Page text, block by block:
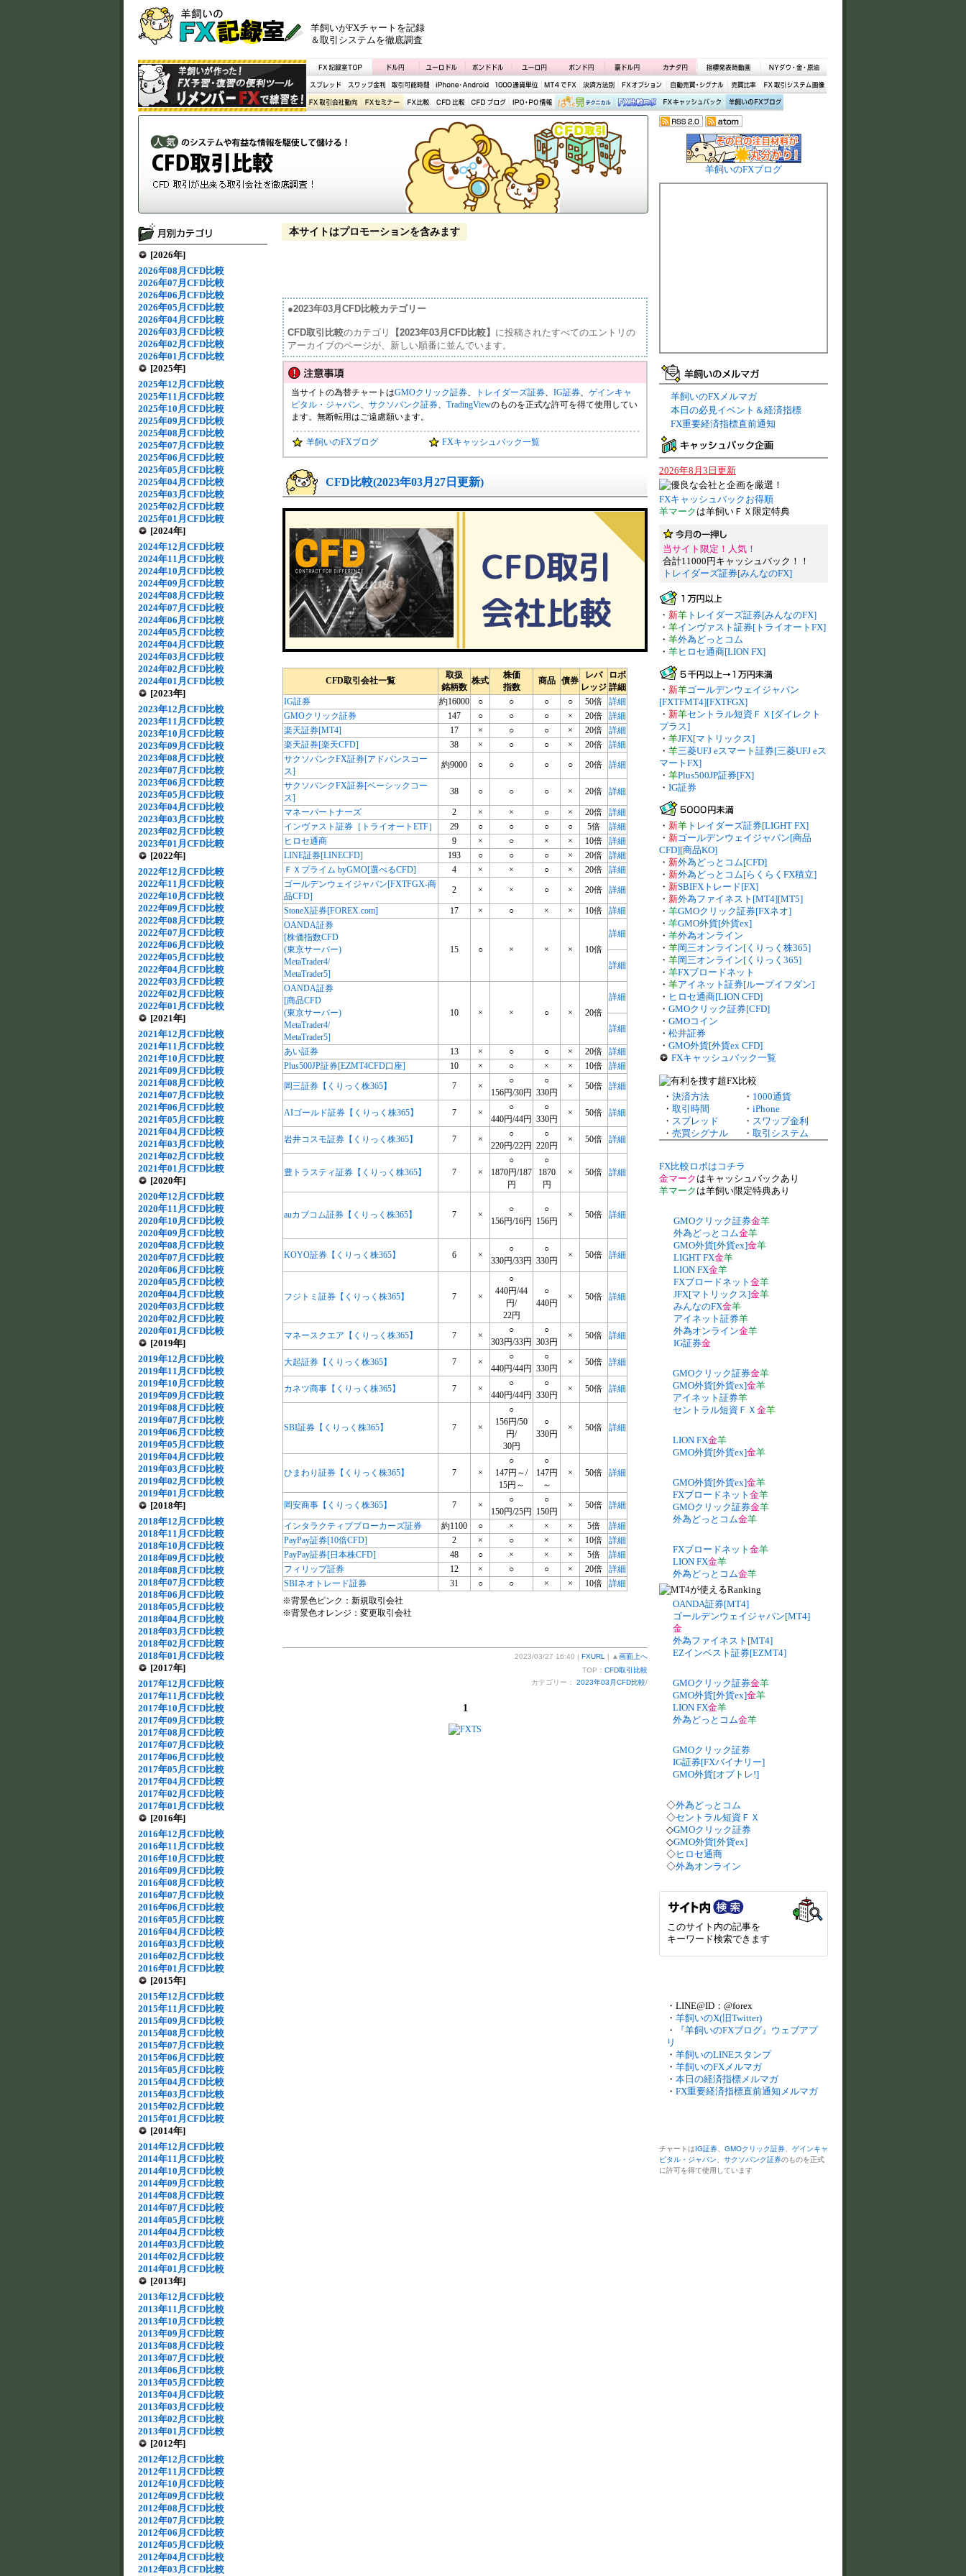
羊飼いがFXチャートを記録
＆取引システムを徹底調査
[2026年]
2026年08月CFD比較
2026年07月CFD比較
2026年06月CFD比較
2026年05月CFD比較
2026年04月CFD比較
2026年03月CFD比較
2026年02月CFD比較
2026年01月CFD比較
[2025年]
2025年12月CFD比較
2025年11月CFD比較
2025年10月CFD比較
2025年09月CFD比較
2025年08月CFD比較
2025年07月CFD比較
2025年06月CFD比較
2025年05月CFD比較
2025年04月CFD比較
2025年03月CFD比較
2025年02月CFD比較
2025年01月CFD比較
[2024年]
2024年12月CFD比較
2024年11月CFD比較
2024年10月CFD比較
2024年09月CFD比較
2024年08月CFD比較
2024年07月CFD比較
2024年06月CFD比較
2024年05月CFD比較
2024年04月CFD比較
2024年03月CFD比較
2024年02月CFD比較
2024年01月CFD比較
[2023年]
2023年12月CFD比較
2023年11月CFD比較
2023年10月CFD比較
2023年09月CFD比較
2023年08月CFD比較
2023年07月CFD比較
2023年06月CFD比較
2023年05月CFD比較
2023年04月CFD比較
2023年03月CFD比較
2023年02月CFD比較
2023年01月CFD比較
[2022年]
2022年12月CFD比較
2022年11月CFD比較
2022年10月CFD比較
2022年09月CFD比較
2022年08月CFD比較
2022年07月CFD比較
2022年06月CFD比較
2022年05月CFD比較
2022年04月CFD比較
2022年03月CFD比較
2022年02月CFD比較
2022年01月CFD比較
[2021年]
2021年12月CFD比較
2021年11月CFD比較
2021年10月CFD比較
2021年09月CFD比較
2021年08月CFD比較
2021年07月CFD比較
2021年06月CFD比較
2021年05月CFD比較
2021年04月CFD比較
2021年03月CFD比較
2021年02月CFD比較
2021年01月CFD比較
[2020年]
2020年12月CFD比較
2020年11月CFD比較
2020年10月CFD比較
2020年09月CFD比較
2020年08月CFD比較
2020年07月CFD比較
2020年06月CFD比較
2020年05月CFD比較
2020年04月CFD比較
2020年03月CFD比較
2020年02月CFD比較
2020年01月CFD比較
[2019年]
2019年12月CFD比較
2019年11月CFD比較
2019年10月CFD比較
2019年09月CFD比較
2019年08月CFD比較
2019年07月CFD比較
2019年06月CFD比較
2019年05月CFD比較
2019年04月CFD比較
2019年03月CFD比較
2019年02月CFD比較
2019年01月CFD比較
[2018年]
2018年12月CFD比較
2018年11月CFD比較
2018年10月CFD比較
2018年09月CFD比較
2018年08月CFD比較
2018年07月CFD比較
2018年06月CFD比較
2018年05月CFD比較
2018年04月CFD比較
2018年03月CFD比較
2018年02月CFD比較
2018年01月CFD比較
[2017年]
2017年12月CFD比較
2017年11月CFD比較
2017年10月CFD比較
2017年09月CFD比較
2017年08月CFD比較
2017年07月CFD比較
2017年06月CFD比較
2017年05月CFD比較
2017年04月CFD比較
2017年02月CFD比較
2017年01月CFD比較
[2016年]
2016年12月CFD比較
2016年11月CFD比較
2016年10月CFD比較
2016年09月CFD比較
2016年08月CFD比較
2016年07月CFD比較
2016年06月CFD比較
2016年05月CFD比較
2016年04月CFD比較
2016年03月CFD比較
2016年02月CFD比較
2016年01月CFD比較
[2015年]
2015年12月CFD比較
2015年11月CFD比較
2015年09月CFD比較
2015年08月CFD比較
2015年07月CFD比較
2015年06月CFD比較
2015年05月CFD比較
2015年04月CFD比較
2015年03月CFD比較
2015年02月CFD比較
2015年01月CFD比較
[2014年]
2014年12月CFD比較
2014年11月CFD比較
2014年10月CFD比較
2014年09月CFD比較
2014年08月CFD比較
2014年07月CFD比較
2014年05月CFD比較
2014年04月CFD比較
2014年03月CFD比較
2014年02月CFD比較
2014年01月CFD比較
[2013年]
2013年12月CFD比較
2013年11月CFD比較
2013年10月CFD比較
2013年09月CFD比較
2013年08月CFD比較
2013年07月CFD比較
2013年06月CFD比較
2013年05月CFD比較
2013年04月CFD比較
2013年03月CFD比較
2013年02月CFD比較
2013年01月CFD比較
[2012年]
2012年12月CFD比較
2012年11月CFD比較
2012年10月CFD比較
2012年09月CFD比較
2012年08月CFD比較
2012年07月CFD比較
2012年06月CFD比較
2012年05月CFD比較
2012年04月CFD比較
2012年03月CFD比較
本サイトはプロモーションを含みます
●2023年03月CFD比較カテゴリー
CFD取引比較のカテゴリ 【2023年03月CFD比較】 に投稿されたすべてのエントリの
アーカイブのページが、新しい順番に並んでいます。
当サイトの為替チャートはGMOクリック証券、 トレイダーズ証券、 IG証券、 ゲインキャ
ピタル・ジャパン、 サクソバンク証券、 TradingViewのものを正式な許可を得て使用してい
ます。無断転用はご遠慮願います。
羊飼いのFXブログ FXキャッシュバック一覧
CFD比較(2023年03月27日更新)
CFD取引会社一覧
取扱
銘柄数
株式
株価
指数
商品 債券
レバ
レッジ
ロボ
詳細
IG証券
約16000 ○ ○ ○ ○ 50倍
詳細
GMOクリック証券
147 ○ ○ ○ × 20倍
詳細
楽天証券[MT4]
17 × ○ ○ × 20倍
詳細
楽天証券[楽天CFD]
38 × ○ ○ × 20倍
詳細
サクソバンクFX証券[アドバンスコー
ス]
約9000 ○ ○ ○ ○ 20倍 詳細
サクソバンクFX証券[ベーシックコー
ス]
38 ○ ○ ○ × 20倍 詳細
マネーパートナーズ 2 × × ○ × 20倍
詳細
インヴァスト証券［トライオートETF］
29 ○ ○ ○ ○ 5倍
詳細
ヒロセ通商
9 × ○ × × 10倍
詳細
LINE証券[LINECFD]
193 ○ ○ ○ × 20倍
詳細
ＦＸプライム byGMO[選べるCFD]
4 × × ○ × 20倍
詳細
ゴールデンウェイジャパン[FXTFGX-商
品CFD]
2 × × ○ × 20倍 詳細
StoneX証券[FOREX.com] 17 × ○ × × 10倍
詳細
OANDA証券
[株価指数CFD
(東京サーバー)
MetaTrader4/
MetaTrader5]
15 ○ × × × 10倍
詳細
詳細
OANDA証券
[商品CFD
(東京サーバー)
MetaTrader4/
MetaTrader5]
10 × × ○ × 20倍
詳細
詳細
あい証券 13 × ○ ○ × 20倍
詳細
Plus500JP証券[EZMT4CFD口座]
10 × ○ × × 10倍
詳細
岡三証券【くりっく株365】
7 ×
○
156円/30円
○
330円
× 50倍 詳細
AIゴールド証券【くりっく株365】 7 ×
○
440円/44円
○
330円
× 50倍 詳細
岩井コスモ証券【くりっく株365】 7 ×
○
220円/22円
○
220円
× 50倍 詳細
豊トラスティ証券【くりっく株365】 7 ×
○
1870円/187
円
○
1870
円
× 50倍 詳細
auカブコム証券【くりっく株365】 7 ×
○
156円/16円
○
156円
× 50倍 詳細
KOYO証券【くりっく株365】 6 ×
○
330円/33円
○
330円
× 50倍 詳細
フジトミ証券【くりっく株365】 7 ×
○
440円/44
円/
22円
○
440円
× 50倍 詳細
マネースクエア【くりっく株365】 7 ×
○
303円/33円
○
303円
× 50倍 詳細
大起証券【くりっく株365】 7 ×
○
440円/44円
○
330円
× 50倍 詳細
カネツ商事【くりっく株365】 7 ×
○
440円/44円
○
330円
× 50倍 詳細
SBI証券【くりっく株365】 7 ×
○
156円/50
円/
30円
○
330円
× 50倍 詳細
ひまわり証券【くりっく株365】 7 ×
○
147円～/
15円～
○
147円
～
× 50倍 詳細
岡安商事【くりっく株365】 7 ×
○
150円/25円
○
150円
× 50倍 詳細
インタラクティブブローカーズ証券 約1100 ○ × × × 5倍
詳細
PayPay証券[10倍CFD]
2 × ○ × × 10倍
詳細
PayPay証券[日本株CFD]
48 ○ × × × 5倍
詳細
フィリップ証券
12 × ○ ○ × 20倍
詳細
SBIネオトレード証券
31 ○ ○ × × 10倍
詳細
※背景色ピンク：新規取引会社
※背景色オレンジ：変更取引会社
2023/03/27 16:40 | FXURL | ▲ 画面上へ
TOP： CFD取引比較
カテゴリー： 2023年03月CFD比較/
1
羊飼いのFXブログ
羊飼いのFXメルマガ
本日の必見イベント＆経済指標
FX重要経済指標直前通知
2026年8月3日更新
FXキャッシュバックお得順
羊マーク は羊飼いＦＸ限定特典
当サイト限定！人気！
合計11000円キャッシュバック！！
トレイダーズ証券[みんなのFX]
・ 新羊 トレイダーズ証券[みんなのFX]
・ 羊インヴァスト証券[トライオートFX]
・ 羊外為どっとコム
・ 羊ヒロセ通商[LION FX]
・ 新羊ゴールデンウェイジャパン
[FXTFMT4][FXTFGX]
・ 新羊セントラル短資ＦＸ[ダイレクト
プラス]
・ 羊JFX[マトリックス]
・ 羊三菱UFJ eスマート証券[三菱UFJ eス
マートFX]
・ 羊Plus500JP証券[FX]
・ IG証券
・ 新羊 トレイダーズ証券[LIGHT FX]
・ 新ゴールデンウェイジャパン[商品
CFD][商品KO]
・ 新外為どっとコム[CFD]
・ 新外為どっとコム[らくらくFX積立]
・ 新SBIFXトレード[FX]
・ 新外為ファイネスト[MT4][MT5]
・ 羊GMOクリック証券[FXネオ]
・ 羊GMO外貨[外貨ex]
・ 羊外為オンライン
・ 羊岡三オンライン[くりっく株365]
・ 羊岡三オンライン[くりっく365]
・ 羊FXブロードネット
・ 羊アイネット証券[ループイフダン]
・ ヒロセ通商[LION CFD]
・ GMOクリック証券[CFD]
・ GMOコイン
・ 松井証券
・ GMO外貨[外貨ex CFD]
FXキャッシュバック一覧
・ 決済方法 ・ 1000通貨
・ 取引時間 ・ iPhone
・ スプレッド ・ スワップ金利
・ 売買シグナル ・ 取引システム
FX比較ロボはコチラ
金マーク はキャッシュバックあり
羊マーク は羊飼い限定特典あり
GMOクリック証券金羊
外為どっとコム金羊
GMO外貨[外貨ex]金羊
LIGHT FX金羊
LION FX金羊
FXブロードネット 金羊
JFX[マトリックス]金羊
みんなのFX金羊
アイネット証券羊
外為オンライン金羊
IG証券金
GMOクリック証券金羊
GMO外貨[外貨ex]金羊
アイネット証券羊
セントラル短資ＦＸ 金羊
LION FX金羊
GMO外貨[外貨ex]金羊
GMO外貨[外貨ex]金羊
FXブロードネット 金羊
GMOクリック証券金羊
外為どっとコム金羊
FXブロードネット 金羊
LION FX金羊
外為どっとコム金羊
OANDA証券[MT4]
ゴールデンウェイジャパン[MT4]
金
外為ファイネスト[MT4]
EZインベスト証券[EZMT4]
GMOクリック証券金羊
GMO外貨[外貨ex]金羊
LION FX金羊
外為どっとコム金羊
GMOクリック証券
IG証券[FXバイナリー]
GMO外貨[オプトレ!]
◇外為どっとコム
◇セントラル短資ＦＸ
◇GMOクリック証券
◇GMO外貨[外貨ex]
◇ヒロセ通商
◇外為オンライン
このサイト内の記事を
キーワード検索できます
・LINE@ID：@forex
・ 羊飼いのX(旧Twitter)
・
『羊飼いのFXブログ』ウェブアプ
リ
・ 羊飼いのLINEスタンプ
・ 羊飼いのFXメルマガ
・ 本日の経済指標メルマガ
・ FX重要経済指標直前通知メルマガ
チャートはIG証券 GMOクリック証券
ゲインキャ
ピタル・ジャパン
サクソバンク証券のものを正式
に許可を得て使用しています